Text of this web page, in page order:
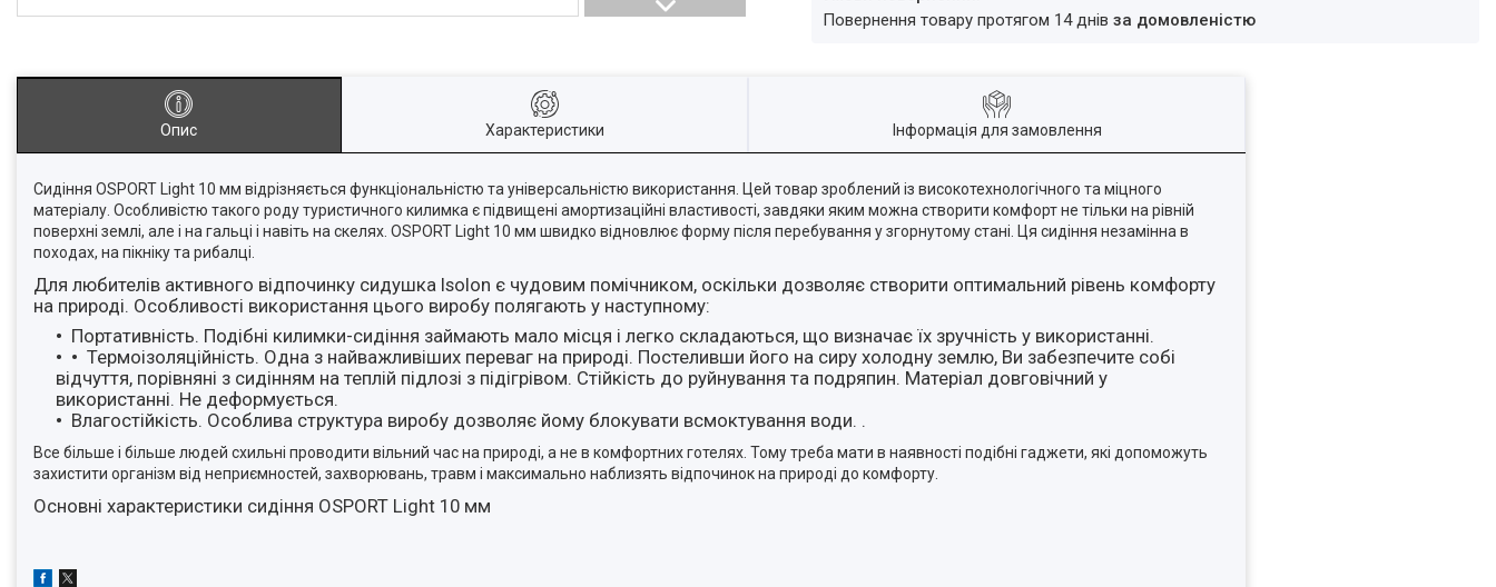
повернення товару протягом 14 днівза домовленістю
Опис Характеристики Інформація для замовлення
Сидіння OSPORT Light 10 мм відрізняється функціональністю та універсальністю використання. Цей товар зроблений із високотехнологічного та міцного
матеріалу. Особливістю такого роду туристичного килимка є підвищені амортизаційні властивості, завдяки яким можна створити комфорт не тільки на рівній
поверхні землі, але і на гальці і навіть на скелях. OSPORT Light 10 мм швидко відновлює форму після перебування у згорнутому стані. Ця сидіння незамінна в
походах, на пікніку та рибалці.
Для любителів активного відпочинку сидушка Isolon є чудовим помічником, оскільки дозволяє створити оптимальний рівень комфорту
на природі. Особливості використання цього виробу полягають у наступному:
Портативність. Подібні килимки-сидіння займають мало місця і легко складаються, що визначає їх зручність у використанні.
Термоізоляційність. Одна з найважливіших переваг на природі. Постеливши його на сиру холодну землю, Ви забезпечите собі
відчуття, порівняні з сидінням на теплій підлозі з підігрівом. Стійкість до руйнування та подряпин. Матеріал довговічний у
використанні. Не деформується.
Влагостійкість. Особлива структура виробу дозволяє йому блокувати всмоктування води. .
Все більше і більше людей схильні проводити вільний час на природі, а не в комфортних готелях. Тому треба мати в наявності подібні гаджети, які допоможуть
захистити організм від неприємностей, захворювань, травм і максимально наблизять відпочинок на природі до комфорту.
Основні характеристики сидіння OSPORT Light 10 мм